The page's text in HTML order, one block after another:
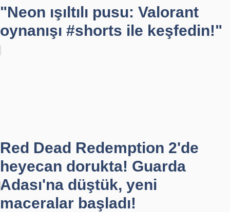
"Neon ışıltılı pusu: Valorant
oynanışı #shorts ile keşfedin!"
Red Dead Redemption 2'de
heyecan dorukta! Guarda
Adası'na düştük, yeni
maceralar başladı!